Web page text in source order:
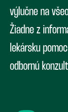
výlučne na
Žiadne z
lekársku
odbornú